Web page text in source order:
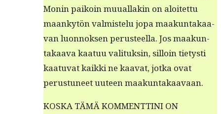
Monin paikoin muual­lakin on aloitet­tu
maankytön valmis­telu jopa maakun­takaa­
van luon­nok­sen perus­teel­la. Jos maakun­
takaa­va kaatuu val­i­tuksin, sil­loin tietysti
kaatu­vat kaik­ki ne kaa­vat, jot­ka ovat
perus­tuneet uuteen maakuntakaavaan.
KOSKA TÄMÄ KOMMENTTINI ON